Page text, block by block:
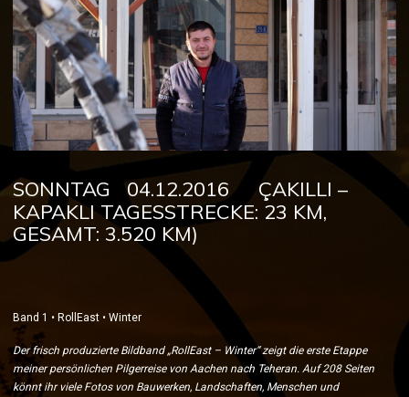
SONNTAG 04.12.2016
ÇAKILLI –
KAPAKLI TAGESSTRECKE: 23 KM,
GESAMT: 3.520 KM)
Band 1 • RollEast • Winter
Der frisch produzierte Bildband „RollEast – Winter“ zeigt die erste Etappe
meiner persönlichen Pilgerreise von Aachen nach Teheran. Auf 208 Seiten
könnt ihr viele Fotos von Bauwerken, Landschaften, Menschen und